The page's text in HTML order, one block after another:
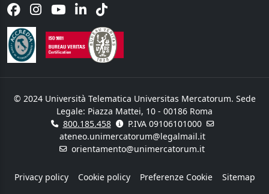
© 2024 Università Telematica Universitas Mercatorum. Sede
Legale: Piazza Mattei, 10 - 00186 Roma
800.185.458
P.IVA 09106101000
ateneo.unimercatorum@legalmail.it
orientamento@unimercatorum.it
Privacy policy Cookie policy Preferenze Cookie Sitemap